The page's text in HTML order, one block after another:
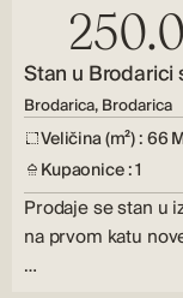
Stan u Brodarici
Brodarica, Brodarica
Veličina (m²) : 66
Kupaonice : 1
Prodaje se stan u
na prvom katu
…